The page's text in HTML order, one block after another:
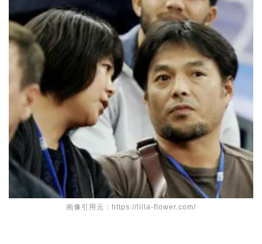
画像引用元：https://lilla-flower.com/